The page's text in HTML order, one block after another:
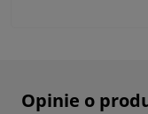
Opinie o